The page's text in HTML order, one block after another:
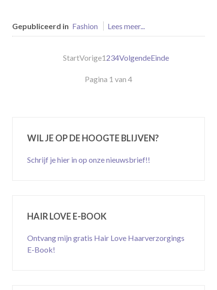
Gepubliceerd in Fashion Lees meer...
StartVorige1 234VolgendeEinde
Pagina 1 van 4
WIL JE OP DE HOOGTE BLIJVEN?
Schrijf je hier in op onze nieuwsbrief!!
HAIR LOVE E-BOOK
Ontvang mijn gratis Hair Love Haarverzorgings
E-Book!